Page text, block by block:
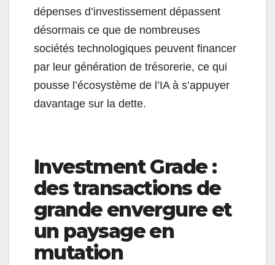
dépenses d’investissement dépassent
désormais ce que de nombreuses
sociétés technologiques peuvent financer
par leur génération de trésorerie, ce qui
pousse l’écosystème de l’IA à s’appuyer
davantage sur la dette.
Investment Grade :
des transactions de
grande envergure et
un paysage en
mutation